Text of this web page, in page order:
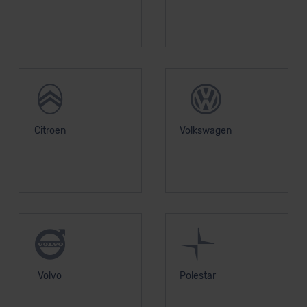
Citroen Volkswagen
Volvo Polestar